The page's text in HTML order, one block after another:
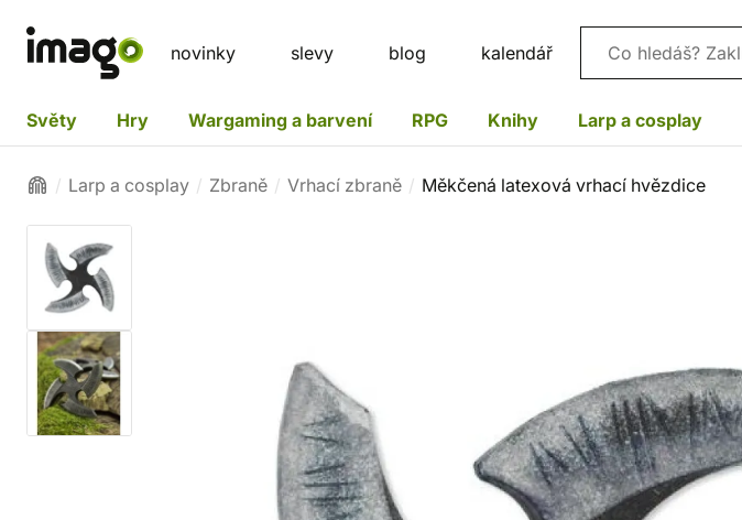
novinky slevy blog kalendář Vyhledávání
Světy Hry Wargaming a barvení RPG Knihy Larp a cosplay
Larp a cosplay Zbraně Vrhací zbraně Měkčená latexová vrhací hvězdice